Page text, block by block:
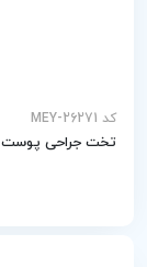
کد MEY-26271
تخت جراحی پوست و